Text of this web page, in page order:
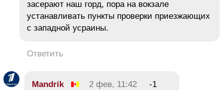
засерают наш горд, пора на вокзале
устанавливать пункты проверки приезжающих
с западной усраины.
Ответить
Mandrik 2 фев, 11:42
-1